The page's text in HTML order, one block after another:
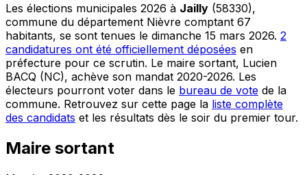
Les élections municipales 2026 à Jailly (58330),
commune du département Nièvre comptant 67
habitants, se sont tenues le dimanche 15 mars 2026. 2
candidatures ont été officiellement déposées en
préfecture pour ce scrutin. Le maire sortant, Lucien
BACQ (NC), achève son mandat 2020-2026. Les
électeurs pourront voter dans le bureau de vote de la
commune. Retrouvez sur cette page la liste complète
des candidats et les résultats dès le soir du premier tour.
Maire sortant